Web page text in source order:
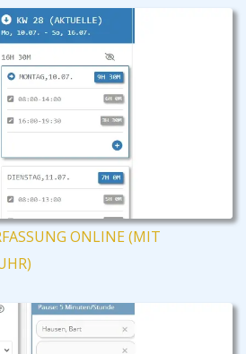
ONLINE (MIT